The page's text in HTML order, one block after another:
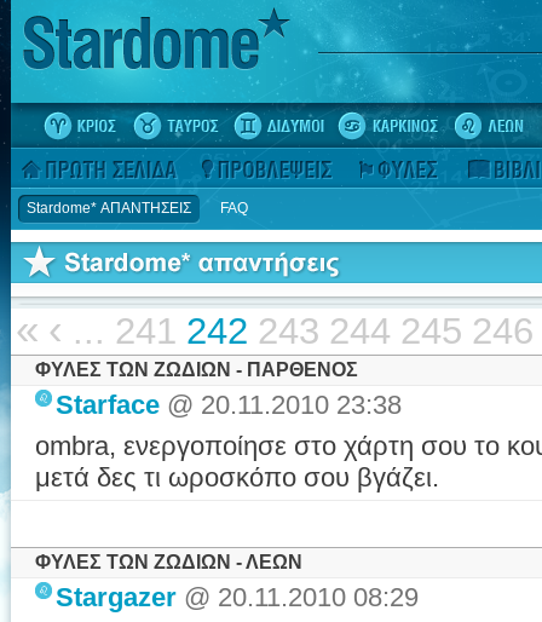
Stardome* ΑΠΑΝΤΗΣΕΙΣ FAQ
« ‹ ... 241 242 243 244 245 246
ΦΥΛΕΣ ΤΩΝ ΖΩΔΙΩΝ - ΠΑΡΘΕΝΟΣ
Starface @ 20.11.2010 23:38
ombra, ενεργοποίησε στο χάρτη σου το
μετά δες τι ωροσκόπο σου βγάζει.
ΦΥΛΕΣ ΤΩΝ ΖΩΔΙΩΝ - ΛΕΩΝ
Stargazer @ 20.11.2010 08:29